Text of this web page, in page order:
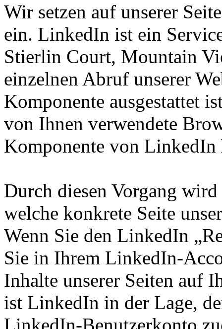
Wir setzen auf unserer
ein. LinkedIn ist ein
Stierlin Court, Mountain
einzelnen Abruf unserer
Komponente ausgestattet
von Ihnen verwendete
Komponente von LinkedIn
Durch diesen Vorgang
welche konkrete Seite
Wenn Sie den LinkedIn
Sie in Ihrem LinkedIn-
Inhalte unserer Seiten auf
ist LinkedIn in der Lage,